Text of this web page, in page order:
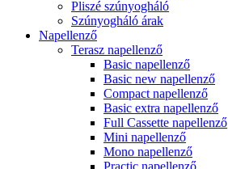
Pliszé szúnyogháló
Szúnyogháló árak
Napellenző
Terasz napellenző
Basic napellenző
Basic new napellenző
Compact napellenző
Basic extra napellenző
Full Cassette napellenző
Mini napellenző
Mono napellenző
Practic napellenző